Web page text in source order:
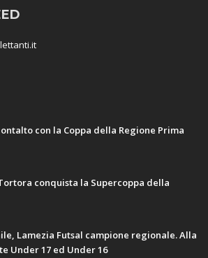
con la Coppa della Regione Prima
conquista la Supercoppa della
Lamezia Futsal campione regionale. Alla
Under 17 ed Under 16